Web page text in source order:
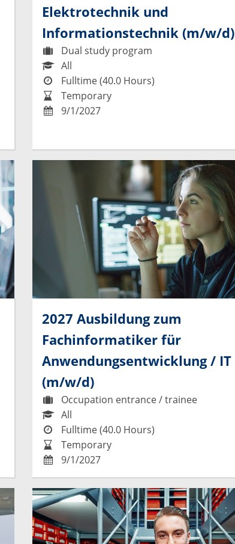
Elektrotechnik und
Informationstechnik (m/w/d)
Dual study program
All
Fulltime (40.0 Hours)
Temporary
9/1/2027
2027 Ausbildung zum
Fachinformatiker für
Anwendungsentwicklung / IT
(m/w/d)
Occupation entrance / trainee
All
Fulltime (40.0 Hours)
Temporary
9/1/2027